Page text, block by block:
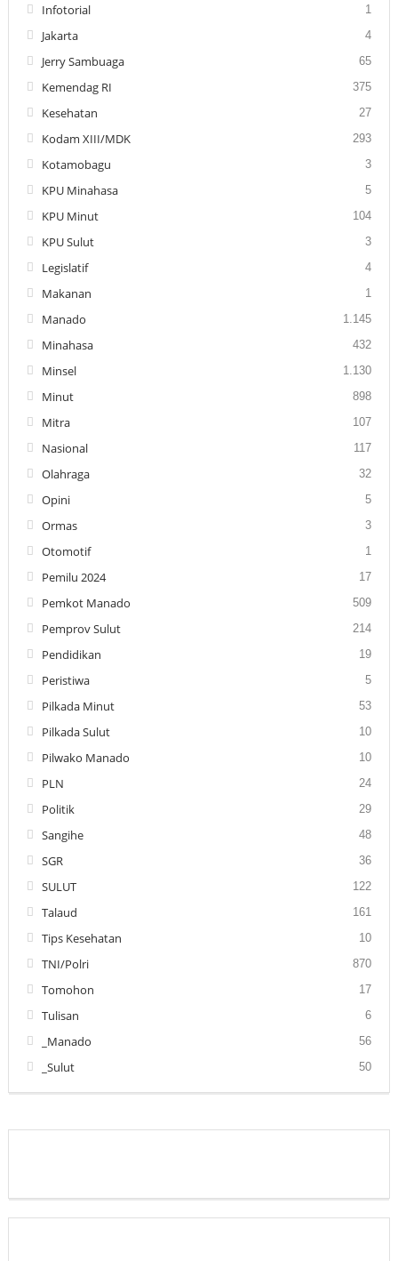
Infotorial 1
Jakarta 4
Jerry Sambuaga 65
Kemendag RI 375
Kesehatan 27
Kodam XIII/MDK 293
Kotamobagu 3
KPU Minahasa 5
KPU Minut 104
KPU Sulut 3
Legislatif 4
Makanan 1
Manado 1.145
Minahasa 432
Minsel 1.130
Minut 898
Mitra 107
Nasional 117
Olahraga 32
Opini 5
Ormas 3
Otomotif 1
Pemilu 2024 17
Pemkot Manado 509
Pemprov Sulut 214
Pendidikan 19
Peristiwa 5
Pilkada Minut 53
Pilkada Sulut 10
Pilwako Manado 10
PLN 24
Politik 29
Sangihe 48
SGR 36
SULUT 122
Talaud 161
Tips Kesehatan 10
TNI/Polri 870
Tomohon 17
Tulisan 6
_Manado 56
_Sulut 50